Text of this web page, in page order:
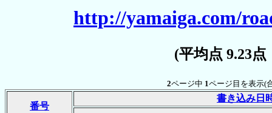
http://yamaiga.com/
(平均点 9.23
2ページ中 1ページ目を表示(
番号
書き込み日